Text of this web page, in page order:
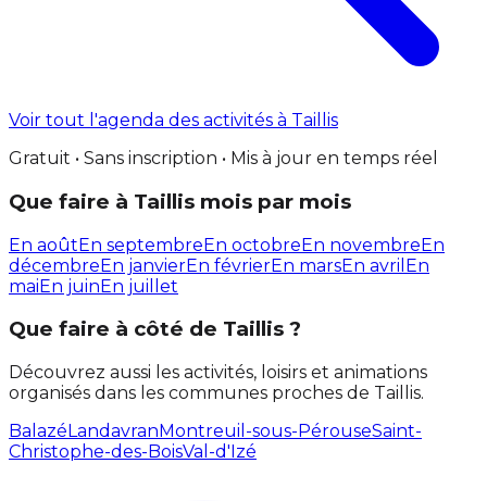
Voir tout l'agenda des activités à Taillis
Gratuit • Sans inscription • Mis à jour en temps réel
Que faire à Taillis mois par mois
En aoûtEn septembreEn octobreEn novembreEn
décembreEn janvierEn févrierEn marsEn avril En
maiEn juinEn juillet
Que faire à côté de Taillis ?
Découvrez aussi les activités, loisirs et animations
organisés dans les communes proches de Taillis.
BalazéLandavranMontreuil-sous-PérouseSaint-
Christophe-des-BoisVal-d'Izé